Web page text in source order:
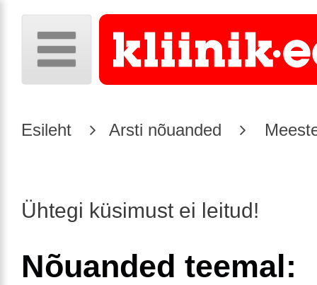
Esileht Arsti nõuanded
Ühtegi küsimust ei leitud!
Nõuanded teemal: